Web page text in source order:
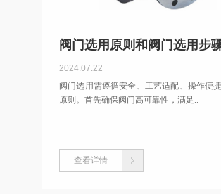
阀门选用原则和阀门选用步
2024.07.22
阀门选用需遵循安全、工艺适配、操作便
原则。首先确保阀门高可靠性，满足..
查看详情